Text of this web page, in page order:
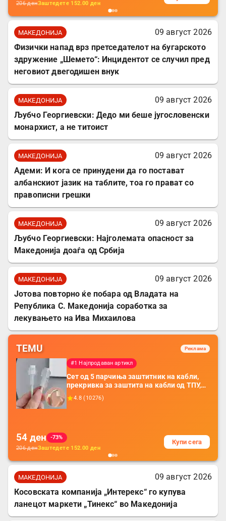
206денЗаштедете 152.00 ден
МАКЕДОНИЈА
09 август 2026
Физички напад врз претседателот на бугарското
здружение „Шемето“: Инцидентот се случил пред
неговиот двегодишен внук
МАКЕДОНИЈА
09 август 2026
Љубчо Георгиевски: Дедо ми беше југословенски
монархист, а не титоист
МАКЕДОНИЈА
09 август 2026
Адеми: И кога се принудени да го постават
албанскиот јазик на таблите, тоа го прават со
правописни грешки
МАКЕДОНИЈА
09 август 2026
Љубчо Георгиевски: Најголемата опасност за
Македонија доаѓа од Србија
МАКЕДОНИЈА
09 август 2026
Јотова повторно ќе побара од Владата на
Република С. Македонија соработка за
лекувањето на Ива Михаилова
TEMU Реклама
#1 Најпродаван артикл
Сет од 5 парчиња заштитник на кабли,
прекривка за заштита на кабли од ТПУ,
додатоци за заштита на кабли, без
батерија, за мобилни телефони, комплет
4.8 ( 10276)
54 ден
-73%
206денЗаштедете 152.00 ден
Купи сега
МАКЕДОНИЈА
09 август 2026
Косовската компанија „Интерекс“ го купува
ланецот маркети „Тинекс“ во Македонија